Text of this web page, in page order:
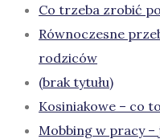
Co trzeba zrobić
Równoczesne
rodziców
(brak tytułu)
Kosiniakowe – co
Mobbing w pracy